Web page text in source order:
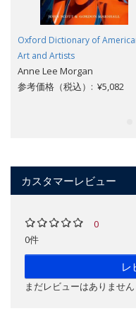
Oxford Dictionary of
Art and Artists
Anne Lee Morgan
参考価格（税込）: ¥5,082
カスタマーレビュー
0
0件
レ
まだレビューはありません